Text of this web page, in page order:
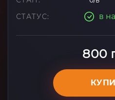
СТАТУС:
в
800